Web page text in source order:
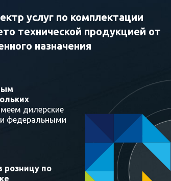
услуг по комплектации
технической продукцией от
назначения
дилерские
федеральными
по